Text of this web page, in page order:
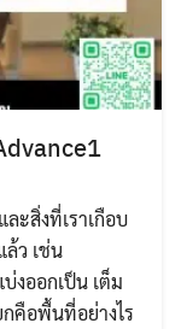
ะสิ่งที่เราเกือบ
ว เช่น
งออกเป็น เต็ม
กคือพื้นที่อย่างไร